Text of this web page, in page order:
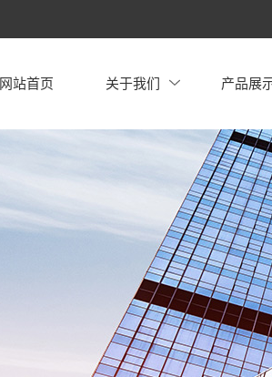
网站首页 关于我们 产品展